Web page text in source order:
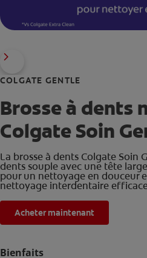
COLGATE GENTLE
Brosse à dents
Colgate Soin
La brosse à dents Colgate Soin
dents souple avec une tête
pour un nettoyage en douceur
nettoyage interdentaire
Acheter maintenant
Bienfaits